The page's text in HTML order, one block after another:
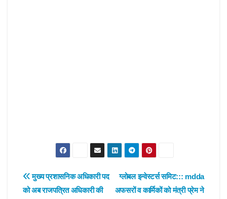
Post
ग्लोबल इन्वेस्टर्स समिट::: mdda
अफसरों व कार्मिकों को मंत्री प्रेम ने
मुख्य प्रशासनिक अधिकारी पद
को अब राजपत्रित अधिकारी की